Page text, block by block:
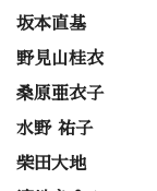
坂本直基
野見山桂衣
桑原亜衣子
水野 祐子
柴田大地